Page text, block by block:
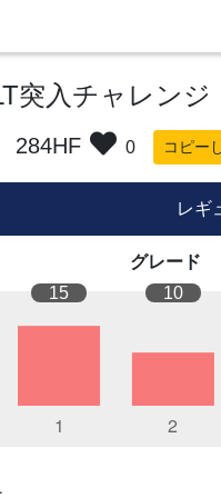
突入チャレン
284HF 0 コピー
レギ
グレード
15 10